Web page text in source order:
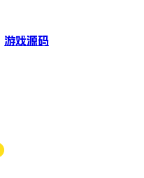
游戏源码